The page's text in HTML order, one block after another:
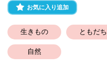
お気に入り追加
生きもの ともだち
自然